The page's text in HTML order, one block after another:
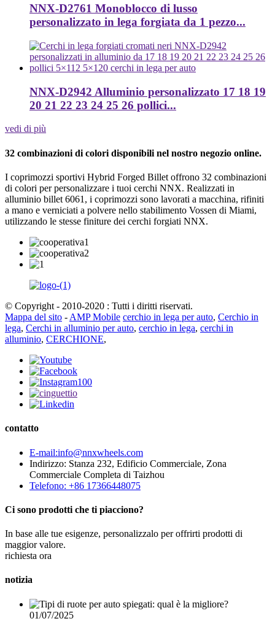
NNX-D2761 Monoblocco di lusso
personalizzato in lega forgiata da 1 pezzo...
NNX-D2942 Alluminio personalizzato 17 18 19
20 21 22 23 24 25 26 pollici...
vedi di più
32 combinazioni di colori disponibili nel nostro negozio online.
I coprimozzi sportivi Hybrid Forged Billet offrono 32 combinazioni
di colori per personalizzare i tuoi cerchi NNX. Realizzati in
alluminio billet 6061, i coprimozzi sono lavorati a macchina, rifiniti
a mano e verniciati a polvere nello stabilimento Vossen di Miami,
utilizzando le stesse finiture dei cerchi forgiati NNX.
© Copyright - 2010-2020 : Tutti i diritti riservati.
Mappa del sito - AMP Mobile cerchio in lega per auto, Cerchio in
lega, Cerchi in alluminio per auto, cerchio in lega, cerchi in
alluminio, CERCHIONE,
contatto
E-mail:info@nnxwheels.com
Indirizzo: Stanza 232, Edificio Commerciale, Zona
Commerciale Completa di Taizhou
Telefono: +86 17366448075
Ci sono prodotti che ti piacciono?
In base alle tue esigenze, personalizzalo per offrirti prodotti di
maggior valore.
richiesta ora
notizia
01/07/2025